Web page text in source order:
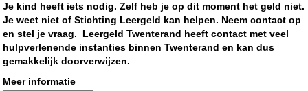
Je kind heeft iets nodig. Zelf heb je op dit moment het geld niet.
Je weet niet of Stichting Leergeld kan helpen. Neem contact op
en stel je vraag. Leergeld Twenterand heeft contact met veel
hulpverlenende instanties binnen Twenterand en kan dus
gemakkelijk doorverwijzen.
Meer informatie